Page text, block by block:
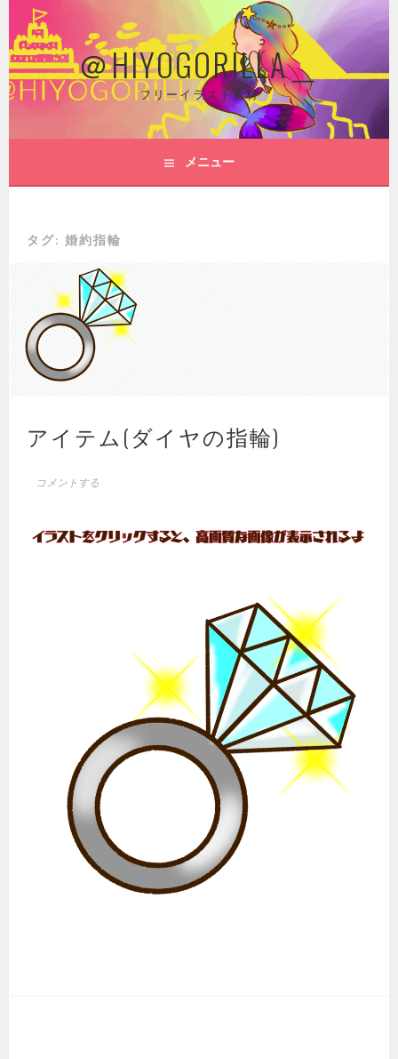
ン
テ
ン
ツ
ス
ッ
＠HIYOGORILLA＿
フリーイラスト素材
メニュー
タグ: 婚約指輪
アイテム(ダイヤの指輪)
コメントする